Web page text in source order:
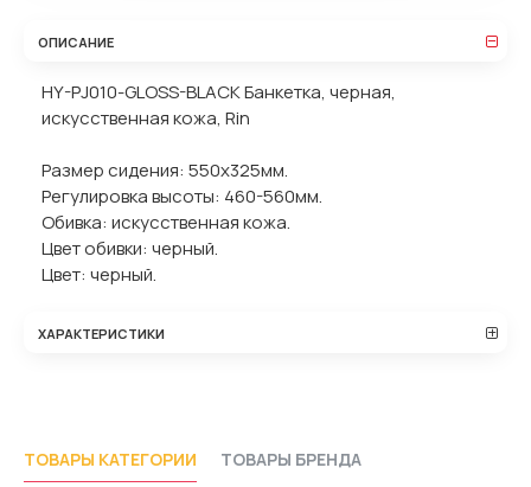
ОПИСАНИЕ
HY-PJ010-GLOSS-BLACK Банкетка, черная,
искусственная кожа, Rin
Размер сидения: 550х325мм.
Регулировка высоты: 460-560мм.
Обивка: искусственная кожа.
Цвет обивки: черный.
Цвет: черный.
ХАРАКТЕРИСТИКИ
ТОВАРЫ КАТЕГОРИИ ТОВАРЫ БРЕНДА